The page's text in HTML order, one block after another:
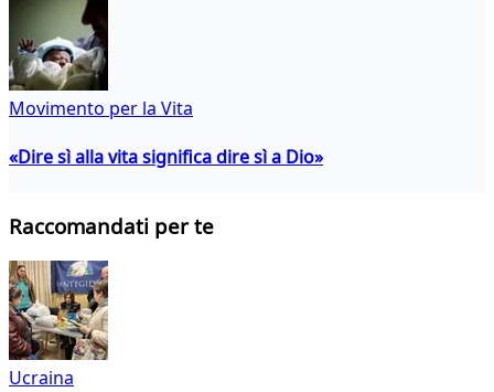
Movimento per la Vita
«Dire sì alla vita significa dire sì a Dio»
Raccomandati per te
Ucraina